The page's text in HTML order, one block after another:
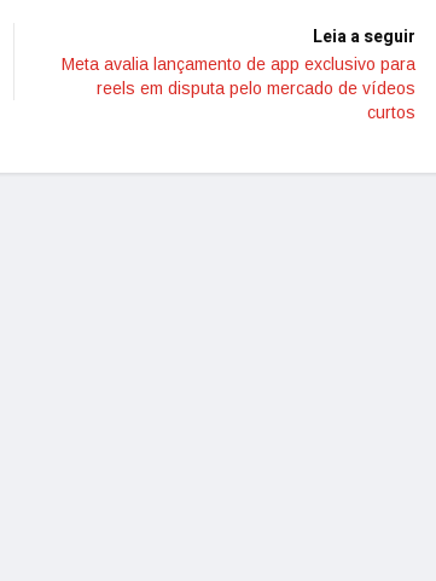
Leia a seguir
Meta avalia lançamento de app exclusivo para
reels em disputa pelo mercado de vídeos
curtos